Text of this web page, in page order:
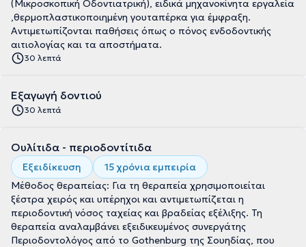
(Μικροσκοπική Οδοντιατρική), ειδικά μηχανοκίνητα εργαλεία
,θερμοπλαστικοποιημένη γουταπέρκα για έμφραξη.
Αντιμετωπίζονται παθήσεις όπως ο πόνος ενδοδοντικής
αιτιολογίας και τα αποστήματα.
30 λεπτά
Εξαγωγή δοντιού
30 λεπτά
Ουλίτιδα - περιοδοντίτιδα
Εξειδίκευση
15 χρόνια εμπειρία
Μέθοδος θεραπείας: Για τη θεραπεία χρησιμοποιείται
ξέστρα χειρός και υπέρηχοι και αντιμετωπίζεται η
περιοδοντική νόσος ταχείας και βραδείας εξέλιξης. Τη
θεραπεία αναλαμβάνει εξειδικευμένος συνεργάτης
Περιοδοντολόγος από το Gothenburg της Σουηδίας, που